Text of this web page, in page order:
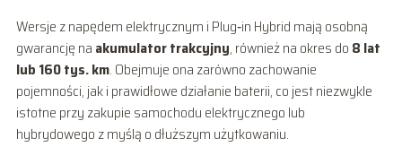
Wersje z napędem elektrycznym i Plug‑in Hybrid mają osobną
gwarancję na akumulator trakcyjny, również na okres do 8 lat
lub 160 tys. km. Obejmuje ona zarówno zachowanie
pojemności, jak i prawidłowe działanie baterii, co jest niezwykle
istotne przy zakupie samochodu elektrycznego lub
hybrydowego z myślą o dłuższym użytkowaniu.